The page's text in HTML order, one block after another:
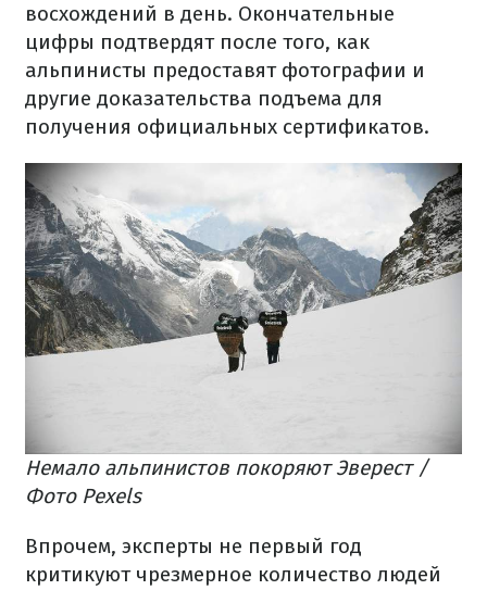
восхождений в день. Окончательные
цифры подтвердят после того, как
альпинисты предоставят фотографии и
другие доказательства подъема для
получения официальных сертификатов.
Немало альпинистов покоряют Эверест /
Фото Pexels
Впрочем, эксперты не первый год
критикуют чрезмерное количество людей